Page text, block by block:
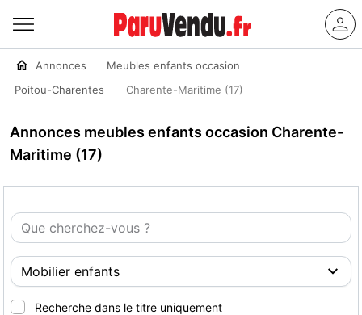
Annonces
Meubles enfants occasion
Poitou-Charentes
Charente-Maritime (17)
Annonces meubles enfants occasion Charente-
Maritime (17)
Recherche dans le titre uniquement